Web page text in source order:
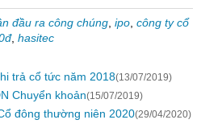
đầu ra công chúng ipo công ty cổ
, hasitec
trả cổ tức năm 2018(13/07/2019)
Chuyển khoản(15/07/2019)
đông thường niên 2020(29/04/2020)